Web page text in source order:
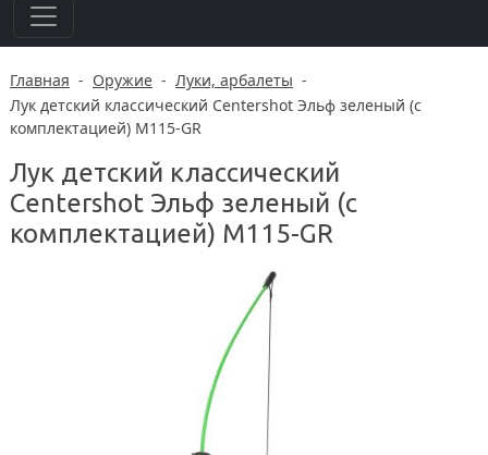
Главная - Оружие - Луки, арбалеты -
Лук детский классический Centershot Эльф зеленый (с
комплектацией) M115-GR
Лук детский классический
Centershot Эльф зеленый (с
комплектацией) M115-GR